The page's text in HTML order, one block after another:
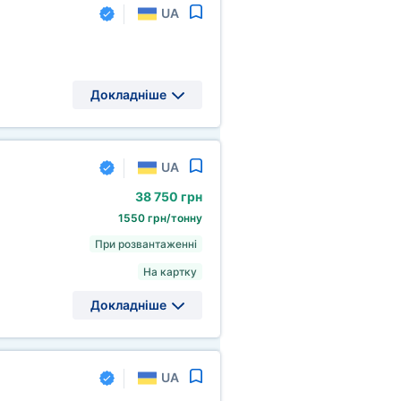
UA
Докладніше
UA
38 750 грн
1550 грн/тонну
При розвантаженні
На картку
Докладніше
UA